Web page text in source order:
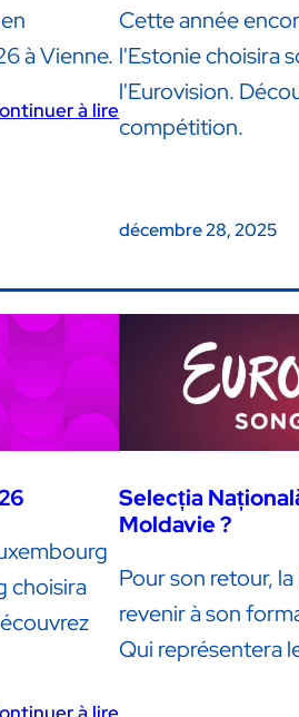
à Vienne.
à lire
Cette année
l'Estonie choisira
l'Eurovision.
compétition.
décembre 28, 2025
choisira
Selecția
Moldavie ?
Pour son retour,
revenir à son
Qui représentera